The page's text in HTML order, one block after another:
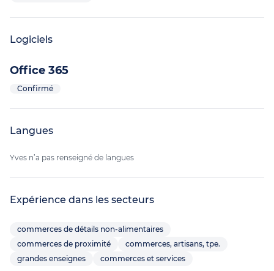
Logiciels
Office 365
Confirmé
Langues
Yves n’a pas renseigné de langues
Expérience dans les secteurs
commerces de détails non-alimentaires
commerces de proximité
commerces, artisans, tpe.
grandes enseignes
commerces et services